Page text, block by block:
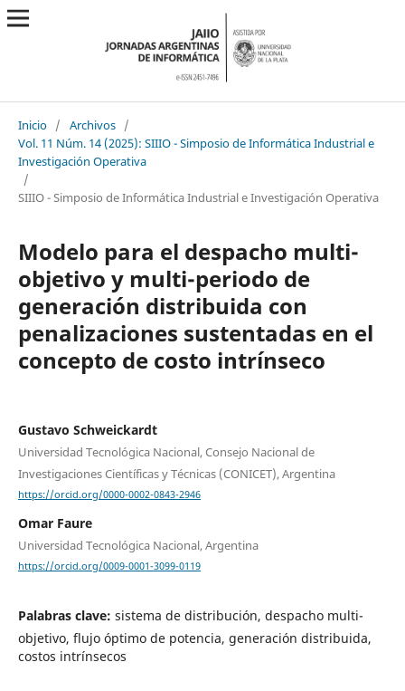
Inicio / Archivos /
Vol. 11 Núm. 14 (2025): SIIIO - Simposio de Informática Industrial e
Investigación Operativa
/
SIIIO - Simposio de Informática Industrial e Investigación Operativa
Modelo para el despacho multi-
objetivo y multi-periodo de
generación distribuida con
penalizaciones sustentadas en el
concepto de costo intrínseco
Gustavo Schweickardt
Universidad Tecnológica Nacional, Consejo Nacional de
Investigaciones Científicas y Técnicas (CONICET), Argentina
https://orcid.org/0000-0002-0843-2946
Omar Faure
Universidad Tecnológica Nacional, Argentina
https://orcid.org/0009-0001-3099-0119
Palabras clave: sistema de distribución, despacho multi-
objetivo, flujo óptimo de potencia, generación distribuida,
costos intrínsecos